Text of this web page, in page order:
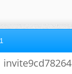
invite9cd78264